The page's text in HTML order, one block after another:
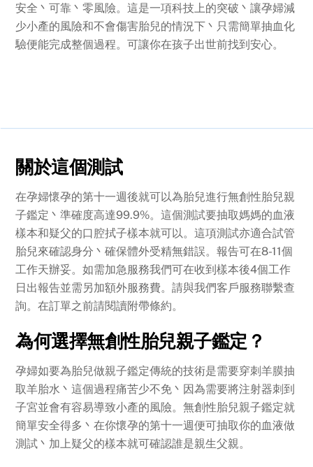
安全丶可靠丶零風險。這是一項科技上的突破丶讓孕婦減
少小產的風險和不會傷害胎兒的情況下丶只需簡單抽血化
驗便能完成整個過程。可讓你在孩子出世前找到安心。
關於這個測試
在孕婦懷孕的第十一週後就可以為胎兒進行無創性胎兒親
子鑑定丶準確度高達99.9%。這個測試要抽取媽媽的血液
樣本和疑父的口腔拭子樣本就可以。這項測試亦適合試管
胎兒來確認身分丶確保體外受精無錯誤。報告可在8-11個
工作天辦妥。如需加急服務我們可在收到樣本後4個工作
日出報告並需另加額外服務費。請與我們客戶服務聯繫查
詢。在訂單之前請閱讀附帶條約。
為何選擇無創性胎兒親子鑑定？
孕婦如要為胎兒做親子鑑定傳統的技術是需要穿刺羊膜抽
取羊胎水丶這個過程痛苦少不免丶因為需要將注射器刺到
子宮並會有容易導致小產的風險。無創性胎兒親子鑑定就
簡單安全得多丶在你懷孕的第十一週便可抽取你的血液做
測試丶加上疑父的樣本就可確認誰是親生父親。